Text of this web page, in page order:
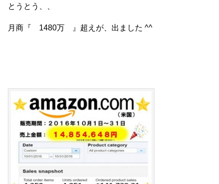
とうとう、、
月商『 1480万 』超えが、出ました ^^